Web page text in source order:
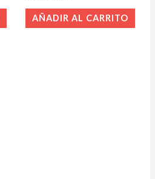
AÑADIR AL CARRITO